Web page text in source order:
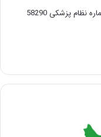
پزشکی 58290